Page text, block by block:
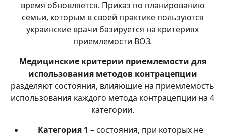
время обновляется. Приказ по планированию
семьи, которым в своей практике пользуются
украинские врачи базируется на критериях
приемлемости ВОЗ.
Медицинские критерии приемлемости для
использования методов контрацепции
разделяют состояния, влияющие на приемлемость
использования каждого метода контрацепции на 4
категории.
Категория 1 – состояния, при которых не